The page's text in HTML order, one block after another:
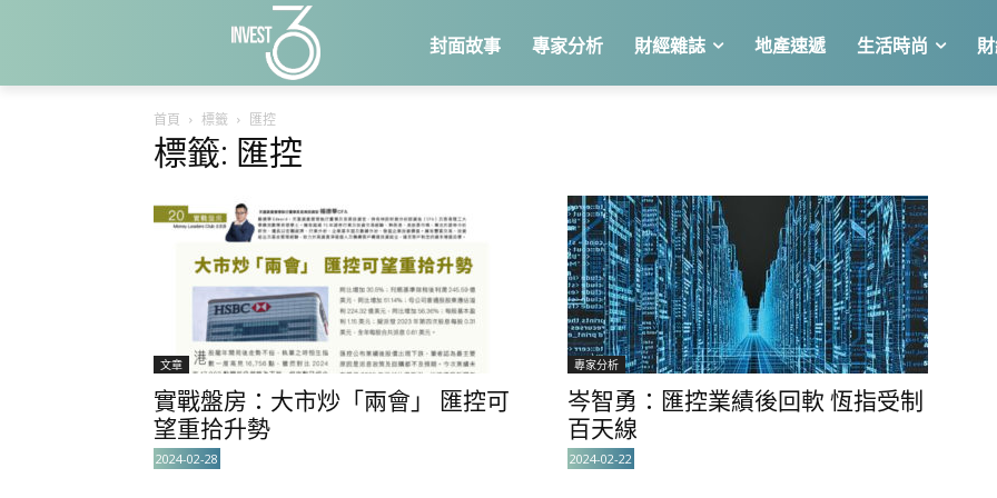
封面故事 專家分析 財經雜誌 地產速遞 生活時尚
首頁 標籤 匯控
標籤: 匯控
文章
實戰盤房：大市炒「兩會」 匯控可
望重拾升勢
2024-02-28
專家分析
岑智勇：匯控業績後回軟 恆指受制
百天線
2024-02-22